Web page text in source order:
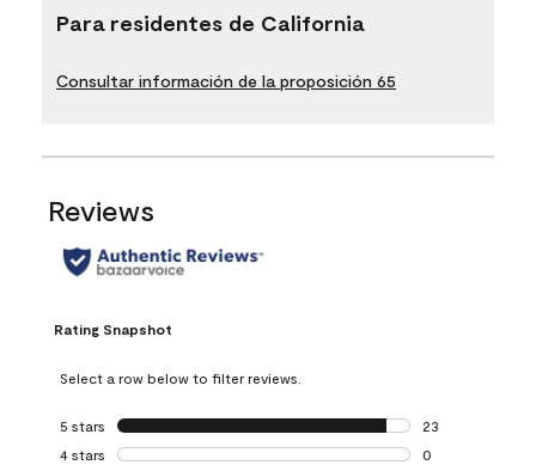
Para residentes de California
Consultar información de la proposición 65
Reviews
Rating Snapshot
Select a row below to filter reviews.
5 stars stars
23
23 reviews with
4 stars stars
0